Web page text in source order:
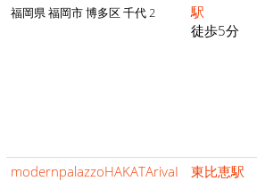
福岡県 福岡市 博多区 千代 2
駅
徒歩5分
modernpalazzoHAKATArivaI 東比恵駅